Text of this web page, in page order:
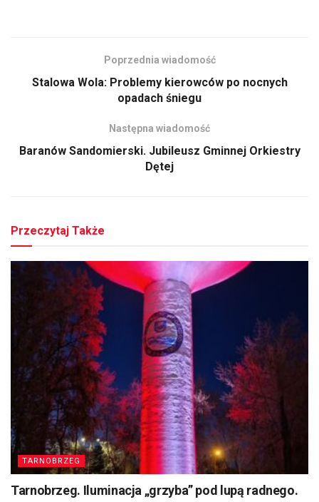
Poprzednia wiadomość
Stalowa Wola: Problemy kierowców po nocnych
opadach śniegu
Następna wiadomość
Baranów Sandomierski. Jubileusz Gminnej Orkiestry
Dętej
Przeczytaj Także
TARNOBRZEG
Tarnobrzeg. Iluminacja „grzyba” pod lupą radnego.